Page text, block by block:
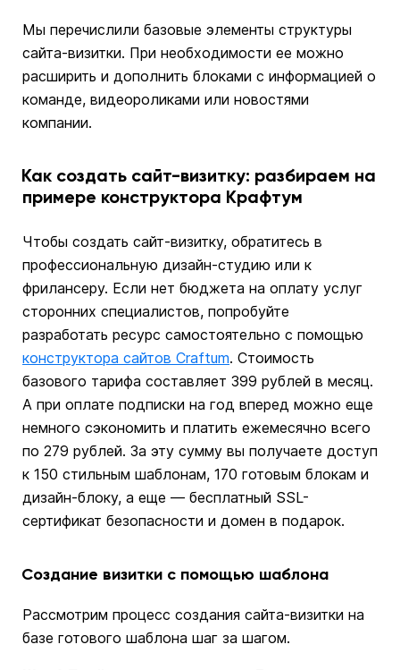
Мы перечислили базовые элементы структуры
сайта-визитки. При необходимости ее можно
расширить и дополнить блоками с информацией о
команде, видеороликами или новостями
компании.
Как создать сайт-визитку: разбираем на
примере конструктора Крафтум
Чтобы создать сайт-визитку, обратитесь в
профессиональную дизайн-студию или к
фрилансеру. Если нет бюджета на оплату услуг
сторонних специалистов, попробуйте
разработать ресурс самостоятельно с помощью
конструктора сайтов Craftum. Стоимость
базового тарифа составляет 399 рублей в месяц.
А при оплате подписки на год вперед можно еще
немного сэкономить и платить ежемесячно всего
по 279 рублей. За эту сумму вы получаете доступ
к 150 стильным шаблонам, 170 готовым блокам и
дизайн-блоку, а еще — бесплатный SSL-
сертификат безопасности и домен в подарок.
Создание визитки с помощью шаблона
Рассмотрим процесс создания сайта-визитки на
базе готового шаблона шаг за шагом.